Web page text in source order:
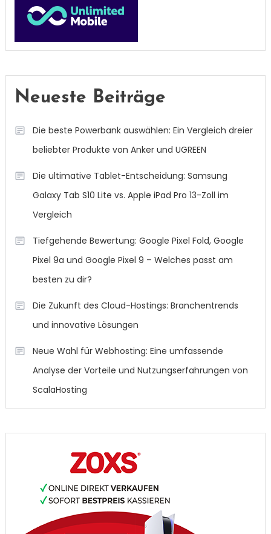
Neueste Beiträge
Die beste Powerbank auswählen: Ein Vergleich dreier
beliebter Produkte von Anker und UGREEN
Die ultimative Tablet-Entscheidung: Samsung
Galaxy Tab S10 Lite vs. Apple iPad Pro 13-Zoll im
Vergleich
Tiefgehende Bewertung: Google Pixel Fold, Google
Pixel 9a und Google Pixel 9 – Welches passt am
besten zu dir?
Die Zukunft des Cloud-Hostings: Branchentrends
und innovative Lösungen
Neue Wahl für Webhosting: Eine umfassende
Analyse der Vorteile und Nutzungserfahrungen von
ScalaHosting